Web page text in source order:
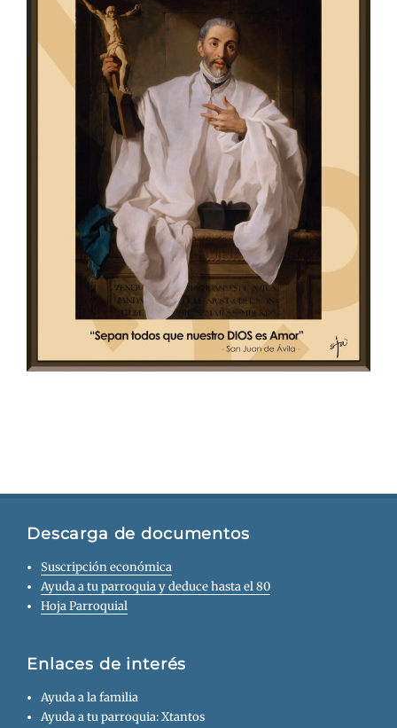
Descarga de documentos
Suscripción económica
Ayuda a tu parroquia y deduce hasta el 80
Hoja Parroquial
Enlaces de interés
Ayuda a la familia
Ayuda a tu parroquia: Xtantos